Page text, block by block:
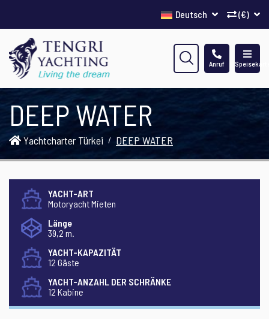
(€)
Deutsch
Anruf
DEEP WATER
Yachtcharter Türkei DEEP WATER
YACHT-ART
Motoryacht Mieten
Länge
39,2 m.
YACHT-KAPAZITÄT
12 Gäste
YACHT-ANZAHL DER SCHRÄNKE
12 Kabine